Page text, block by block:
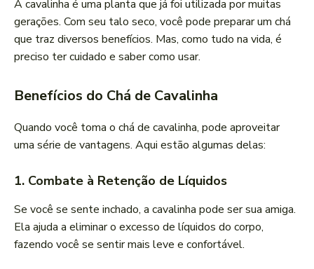
A cavalinha é uma planta que já foi utilizada por muitas
gerações. Com seu talo seco, você pode preparar um chá
que traz diversos benefícios. Mas, como tudo na vida, é
preciso ter cuidado e saber como usar.
Benefícios do Chá de Cavalinha
Quando você toma o chá de cavalinha, pode aproveitar
uma série de vantagens. Aqui estão algumas delas:
1. Combate à Retenção de Líquidos
Se você se sente inchado, a cavalinha pode ser sua amiga.
Ela ajuda a eliminar o excesso de líquidos do corpo,
fazendo você se sentir mais leve e confortável.